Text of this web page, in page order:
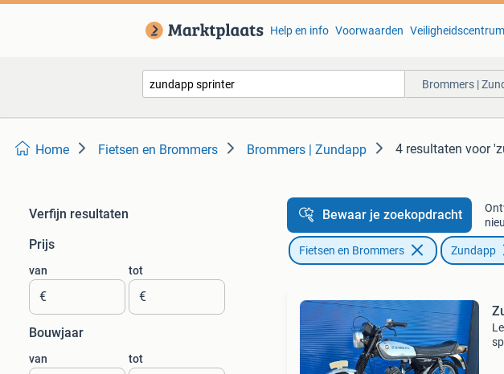
Help en info Voorwaarden Veiligheidscentrum
Brommers |
Home Fietsen en Brommers Brommers | Zundapp 4 resultaten voor
Verfijn resultaten
Prijs
van
€
tot
€
Bouwjaar
van tot
Bewaar je zoekopdracht
Fietsen en Brommers Zundapp